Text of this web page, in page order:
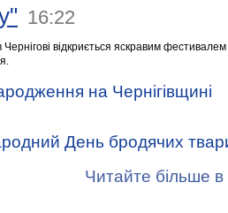
16:22
відкриється яскравим фестивалем
на Чернігівщині
День бродячих
Читайте більше в